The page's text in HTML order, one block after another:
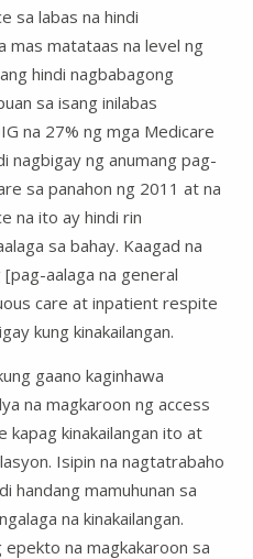
sa labas na hindi
mas matataas na level ng
hindi nagbabagong
sa isang inilabas
na 27% ng mga Medicare
nagbigay ng anumang pag-
sa panahon ng 2011 at na
na ito ay hindi rin
sa bahay. Kaagad na
aalaga na general
care at inpatient respite
kung kinakailangan.
gaano kaginhawa
na magkaroon ng access
kapag kinakailangan ito at
Isipin na nagtatrabaho
handang mamuhunan sa
na kinakailangan.
na magkakaroon sa